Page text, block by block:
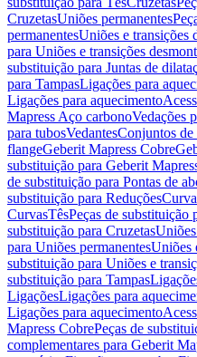
CruzetasUniões permanentes
permanentesUniões e transições
para Uniões e transições
substituição para Juntas de
para TampasLigações para
Ligações para aquecimento
Mapress Aço carbonoVedações
para tubosVedantesConjuntos de
flangeGeberit Mapress Cobre
substituição para Geberit
de substituição para Pontas de
substituição para Reduções
CurvasTêsPeças de substituição
substituição para Cruzetas
para Uniões permanentesUniões
substituição para Uniões e
substituição para Tampas
LigaçõesLigações para
Ligações para aquecimento
Mapress CobrePeças de
complementares para Geberit